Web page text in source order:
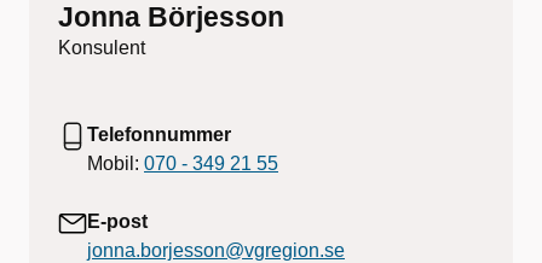
Jonna Börjesson
Konsulent
Telefonnummer
Mobil: 070 - 349 21 55
E-post
jonna.borjesson@vgregion.se